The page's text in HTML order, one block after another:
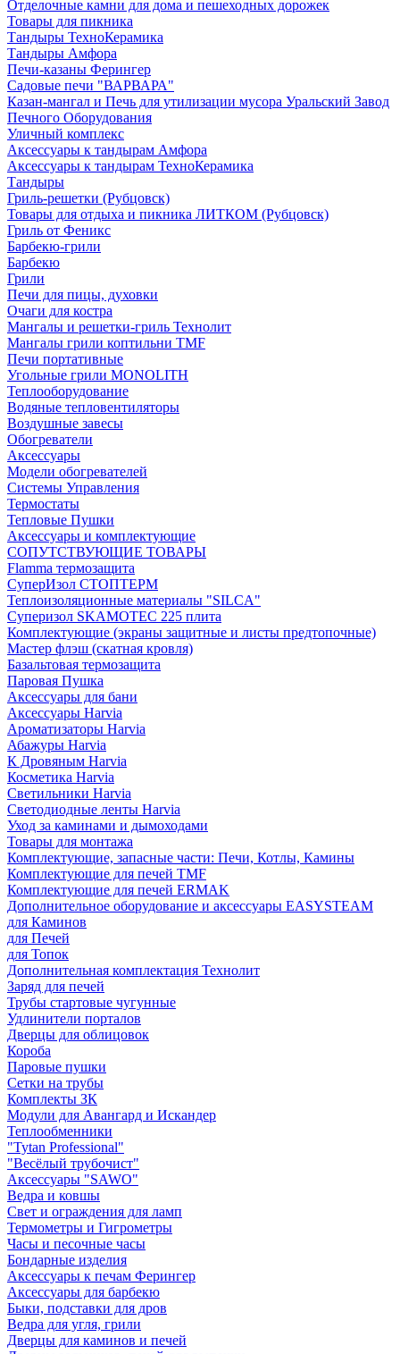
Отделочные камни для дома и пешеходных дорожек
Товары для пикника
Тандыры ТехноКерамика
Тандыры Амфора
Печи-казаны Ферингер
Садовые печи "ВАРВАРА"
Казан-мангал и Печь для утилизации мусора Уральский Завод
Печного Оборудования
Уличный комплекс
Аксессуары к тандырам Амфора
Аксессуары к тандырам ТехноКерамика
Тандыры
Гриль-решетки (Рубцовск)
Товары для отдыха и пикника ЛИТКОМ (Рубцовск)
Гриль от Феникс
Барбекю-грили
Барбекю
Грили
Печи для пицы, духовки
Очаги для костра
Мангалы и решетки-гриль Технолит
Мангалы грили коптильни TMF
Печи портативные
Угольные грили MONOLITH
Теплооборудование
Водяные тепловентиляторы
Воздушные завесы
Обогреватели
Аксессуары
Модели обогревателей
Системы Управления
Термостаты
Тепловые Пушки
Аксессуары и комплектующие
СОПУТСТВУЮЩИЕ ТОВАРЫ
Flamma термозащита
СуперИзол СТОПТЕРМ
Теплоизоляционные материалы "SILCA"
Суперизол SKAMOTEC 225 плита
Комплектующие (экраны защитные и листы предтопочные)
Мастер флэш (скатная кровля)
Базальтовая термозащита
Паровая Пушка
Аксессуары для бани
Аксессуары Harvia
Ароматизаторы Harvia
Абажуры Harvia
К Дровяным Harvia
Косметика Harvia
Светильники Harvia
Светодиодные ленты Harvia
Уход за каминами и дымоходами
Товары для монтажа
Комплектующие, запасные части: Печи, Котлы, Камины
Комплектующие для печей TMF
Комплектующие для печей ERMAK
Дополнительное оборудование и аксессуары EASYSTEAM
для Каминов
для Печей
для Топок
Дополнительная комплектация Технолит
Заряд для печей
Трубы стартовые чугунные
Удлинители порталов
Дверцы для облицовок
Короба
Паровые пушки
Сетки на трубы
Комплекты ЗК
Модули для Авангард и Искандер
Теплообменники
"Tytan Professional"
"Весёлый трубочист"
Аксессуары "SAWO"
Ведра и ковшы
Свет и ограждения для ламп
Термометры и Гигрометры
Часы и песочные часы
Бондарные изделия
Аксессуары к печам Ферингер
Аксессуары для барбекю
Быки, подставки для дров
Ведра для угля, грили
Дверцы для каминов и печей